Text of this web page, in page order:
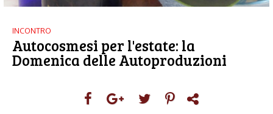
INCONTRO
Autocosmesi per l'estate: la
Domenica delle Autoproduzioni